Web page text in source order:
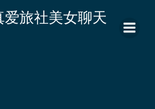
转
旅社美女聊天